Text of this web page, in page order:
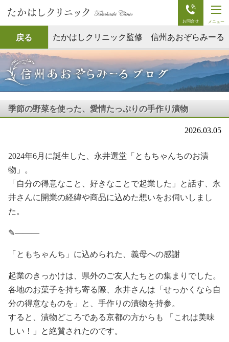
t
o
g
g
e
n
v
g
o
n
戻る たかはしクリニック監修 信州あおぞらみーる
季節の野菜を使った、愛情たっぷりの⼿作り漬物
2026.03.05
2024年6⽉に誕⽣した、永井選堂「ともちゃんちのお漬
物」。
「⾃分の得意なこと、好きなことで起業した」と話す、永
井さんに開業の経緯や商品に込めた想いをお伺いしまし
た。
✎———
「ともちゃんち」に込められた、義⺟への感謝
起業のきっかけは、県外のご友⼈たちとの集まりでした。
各地のお菓⼦を持ち寄る際、永井さんは「せっかくなら⾃
分の得意なものを」と、⼿作りの漬物を持参。
すると、漬物どころである京都の⽅からも 「これは美味
しい！」と絶賛されたのです。